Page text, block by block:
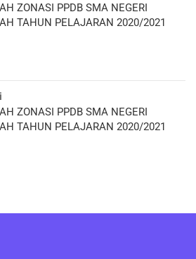
ZONASI PPDB SMA NEGERI
TAHUN PELAJARAN 2020/2021
ZONASI PPDB SMA NEGERI
TAHUN PELAJARAN 2020/2021